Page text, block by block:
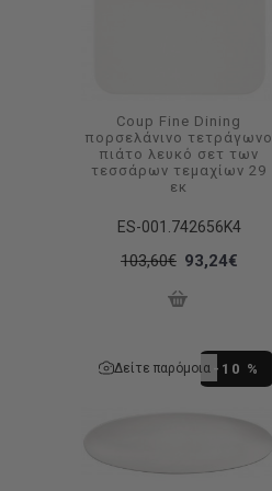
ES-001.742656K4
Coup Fine Dining
πορσελάνινο τετράγωνο
πιάτο λευκό σετ των
τεσσάρων τεμαχίων 29
εκ
103,60€ 93,24€
-10 %
Δείτε παρόμοια